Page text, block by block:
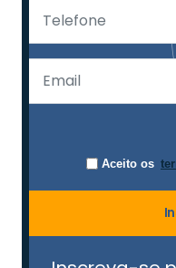
Aceito os